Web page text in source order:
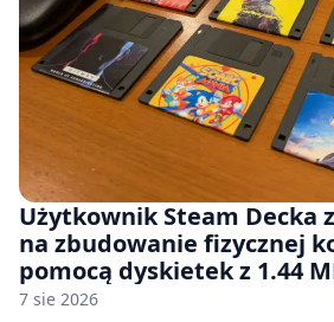
Użytkownik Steam Decka
na zbudowanie fizycznej
pomocą dyskietek z 1.44
7 sie 2026